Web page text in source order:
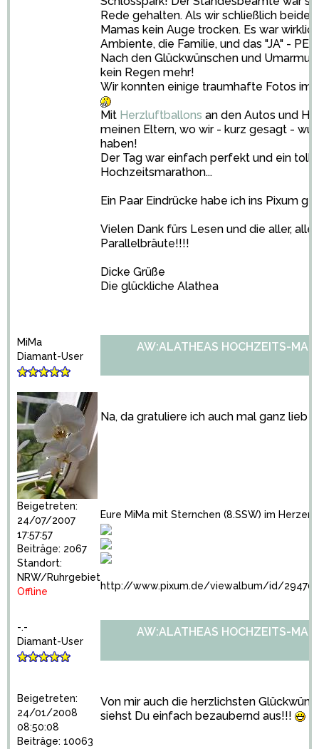
Rede gehalten. Als wir schließlich beide
Mamas kein Auge trocken. Es war
Ambiente, die Familie, und das "JA" -
Nach den Glückwünschen und
kein Regen mehr!
Wir konnten einige traumhafte Fotos im
Mit Herzluftballons an den Autos und
meinen Eltern, wo wir - kurz gesagt -
haben!
Der Tag war einfach perfekt und ein
Hochzeitsmarathon...
Ein Paar Eindrücke habe ich ins Pixum
Vielen Dank fürs Lesen und die aller,
Parallelbräute!!!!
Dicke Grüße
Die glückliche Alathea
MiMa
Diamant-User
Beigetreten:
24/07/2007
17:57:57
Beiträge: 2067
Standort:
NRW/Ruhrgebiet
Offline
AW:ALATHEAS HOCHZEITS-
Na, da gratuliere ich auch mal ganz lieb
Eure MiMa mit Sternchen (8.SSW) im Herzen
http://www.pixum.de/viewalbum/id/
-.-
Diamant-User
Beigetreten:
24/01/2008
08:50:08
Beiträge: 10063
AW:ALATHEAS HOCHZEITS-
Von mir auch die herzlichsten
siehst Du einfach bezaubernd aus!!!